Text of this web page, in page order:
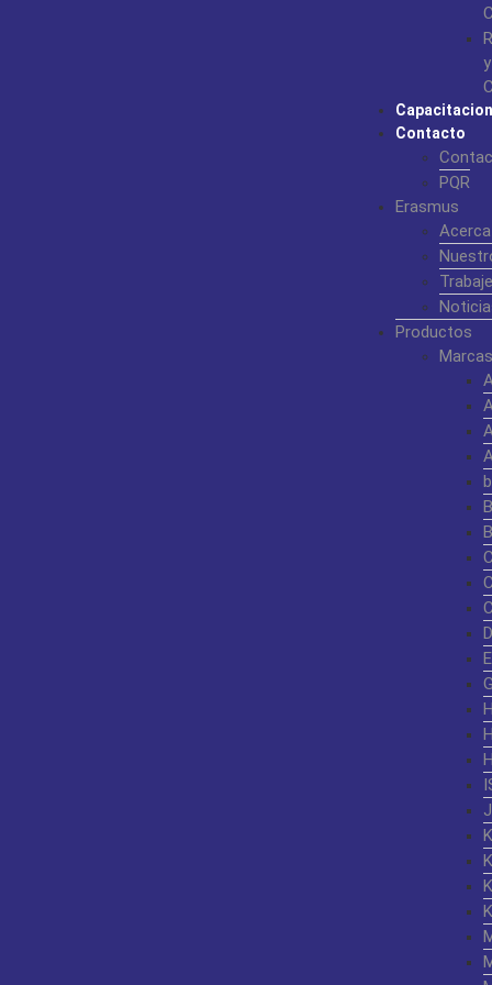
y
Contacto
PQR
Erasmus
Productos